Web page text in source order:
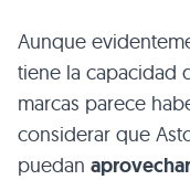
Aunque
tiene la capacidad
marcas parece
considerar que
puedan